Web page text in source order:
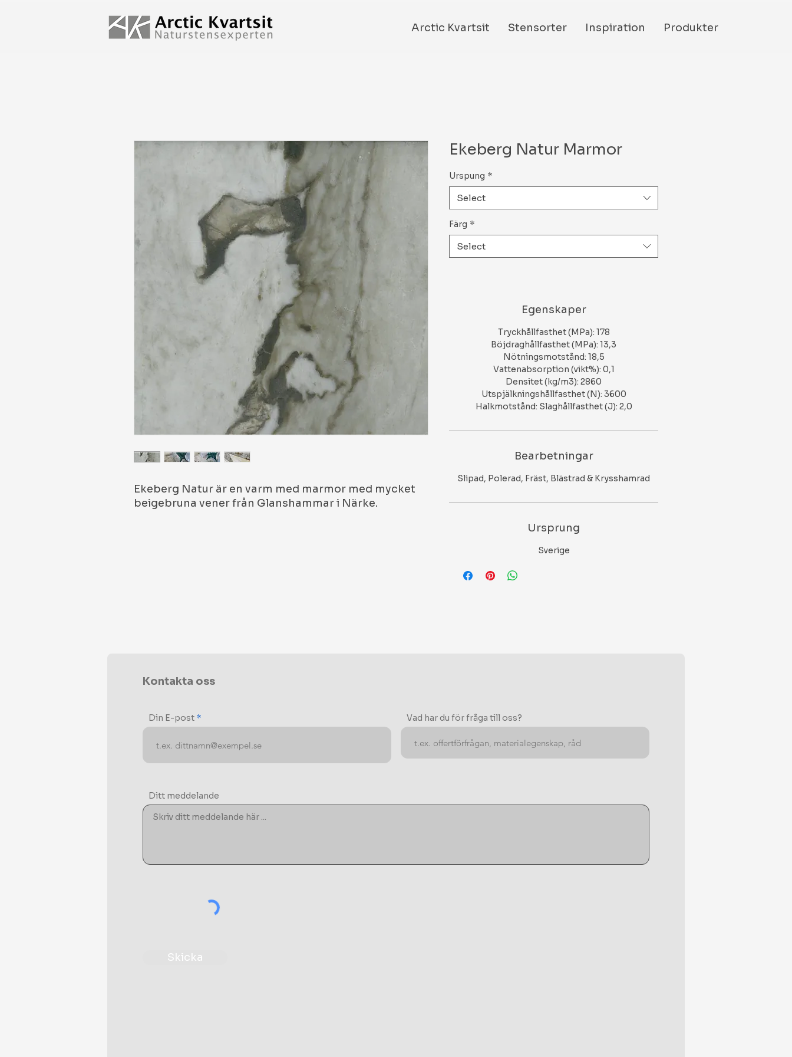
Arctic Kvartsit Stensorter Inspiration Produkter
Ekeberg Natur är en varm med marmor med mycket
beigebruna vener från Glanshammar i Närke.
Ekeberg Natur Marmor
Urspung *
Select
Färg *
Select
Egenskaper
Tryckhållfasthet (MPa): 178
Böjdraghållfasthet (MPa): 13,3
Nötningsmotstånd: 18,5
Vattenabsorption (vikt%): 0,1
Densitet (kg/m3): 2860
Utspjälkningshållfasthet (N): 3600
Halkmotstånd: Slaghållfasthet (J): 2,0
Bearbetningar
Slipad, Polerad, Fräst, Blästrad & Krysshamrad
Ursprung
Sverige
Kontakta oss
Din E-post Vad har du för fråga till oss?
Ditt meddelande
Skicka